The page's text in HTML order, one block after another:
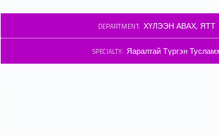
DEPARTMENT: ХҮЛЭЭН АВАХ, ЯТТ
SPECIALTY: Яаралтай Түргэн